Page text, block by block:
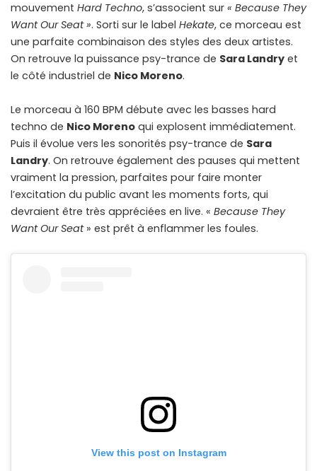
mouvement Hard Techno, s’associent sur « Because They
Want Our Seat ». Sorti sur le label Hekate, ce morceau est
une parfaite combinaison des styles des deux artistes.
On retrouve la puissance psy-trance de Sara Landry et
le côté industriel de Nico Moreno.
Le morceau à 160 BPM débute avec les basses hard
techno de Nico Moreno qui explosent immédiatement.
Puis il évolue vers les sonorités psy-trance de Sara
Landry. On retrouve également des pauses qui mettent
vraiment la pression, parfaites pour faire monter
l’excitation du public avant les moments forts, qui
devraient être très appréciées en live. « Because They
Want Our Seat» est prêt à enflammer les foules.
View this post on Instagram